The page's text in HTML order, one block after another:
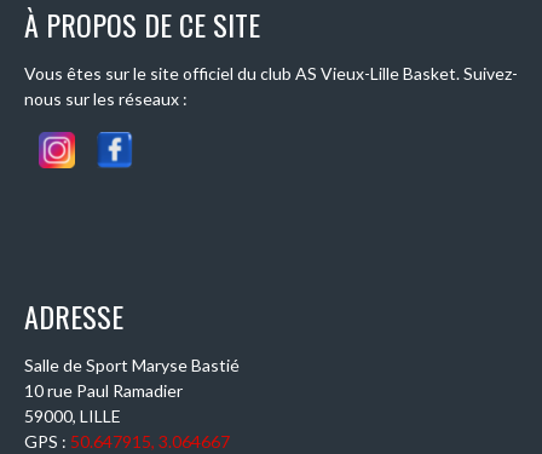
À PROPOS DE CE SITE
Vous êtes sur le site officiel du club AS Vieux-Lille Basket. Suivez-
nous sur les réseaux :
ADRESSE
Salle de Sport Maryse Bastié
10 rue Paul Ramadier
59000, LILLE
GPS : 50.647915, 3.064667